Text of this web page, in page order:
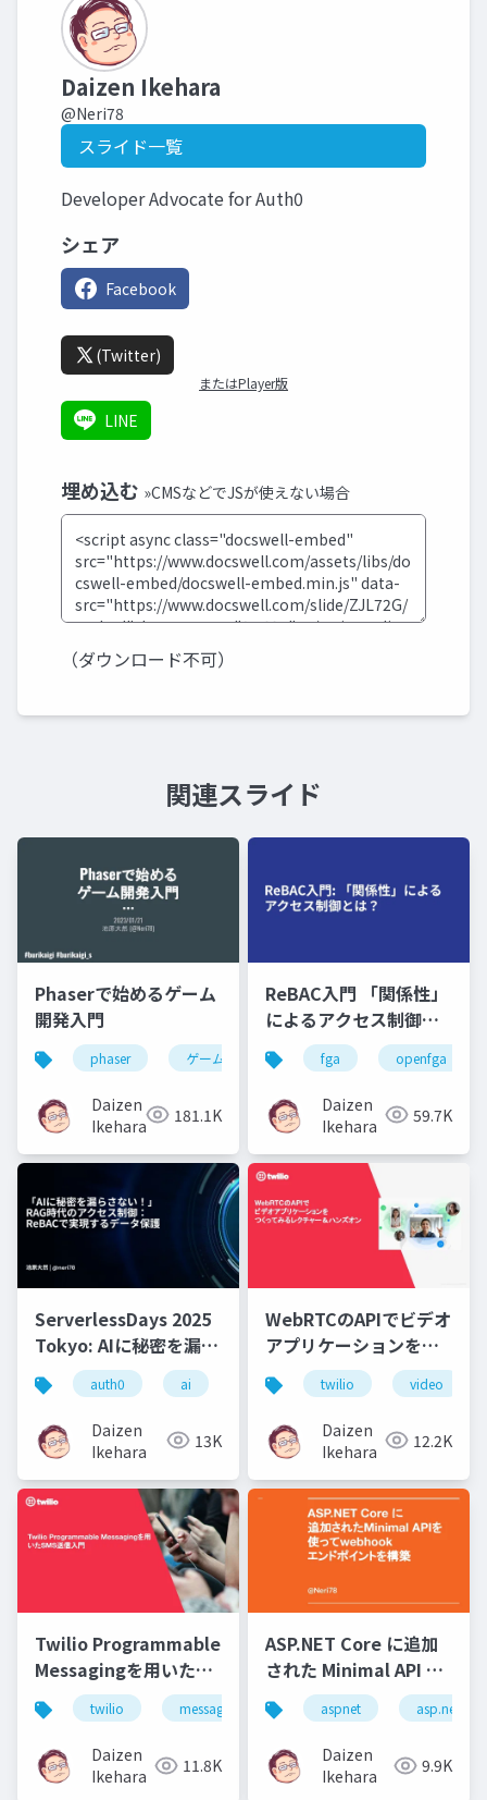
Daizen Ikehara
@Neri78
スライド一覧
Developer Advocate for Auth0
シェア
Facebook
(Twitter)
またはPlayer版
LINE
埋め込む »CMSなどでJSが使えない場合
（ダウンロード不可）
関連スライド
Phaserで始めるゲーム
開発入門
phaser ゲーム
Daizen
Ikehara
181.1K
ReBAC入門 「関係性」
によるアクセス制御と
は？
fga openfga
Daizen
Ikehara
59.7K
ServerlessDays 2025
Tokyo: AIに秘密を漏ら
さない！」RAG時代の
アクセス制御：ReBAC
で実現するデータ保護
auth0 ai rag rebac
Daizen
Ikehara
13K
WebRTCのAPIでビデオ
アプリケーションをつ
くってみるレクチャー
＆ハンズオン
twilio video
Daizen
Ikehara
12.2K
Twilio Programmable
Messagingを用いた
SMS送信入門
twilio messaging sms api
Daizen
Ikehara
11.8K
ASP.NET Core に追加
された Minimal API を
使って webhook エン
ドポイントを構築
aspnet asp.net
Daizen
Ikehara
9.9K